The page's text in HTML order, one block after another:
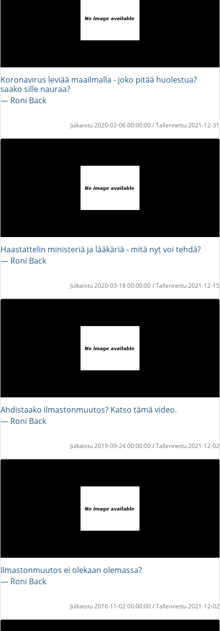
Koronavirus leviää maailmalla - joko pitää huolestua?
saako sille nauraa?
― Roni Back
Julkaistu 2020-02-06 00:00:00 / Tallennettu 2021-12-31
Haastattelin ministeriä ja lääkäriä - mitä nyt voi tehdä?
― Roni Back
Julkaistu 2020-03-18 00:00:00 / Tallennettu 2021-12-15
Ahdistaako ilmastonmuutos? Katso tämä video.
― Roni Back
Julkaistu 2019-09-24 00:00:00 / Tallennettu 2021-12-02
Ilmastonmuutos ei olekaan olemassa?
― Roni Back
Julkaistu 2016-11-02 00:00:00 / Tallennettu 2021-12-02